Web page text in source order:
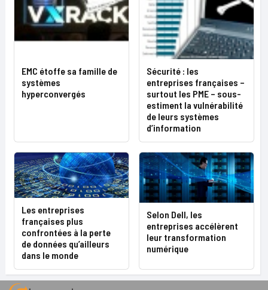
EMC étoffe sa famille de
systèmes
hyperconvergés
Sécurité : les
entreprises françaises –
surtout les PME – sous-
estiment la vulnérabilité
de leurs systèmes
d’information
Les entreprises
françaises plus
confrontées à la perte
de données qu’ailleurs
dans le monde
Selon Dell, les
entreprises accélèrent
leur transformation
numérique